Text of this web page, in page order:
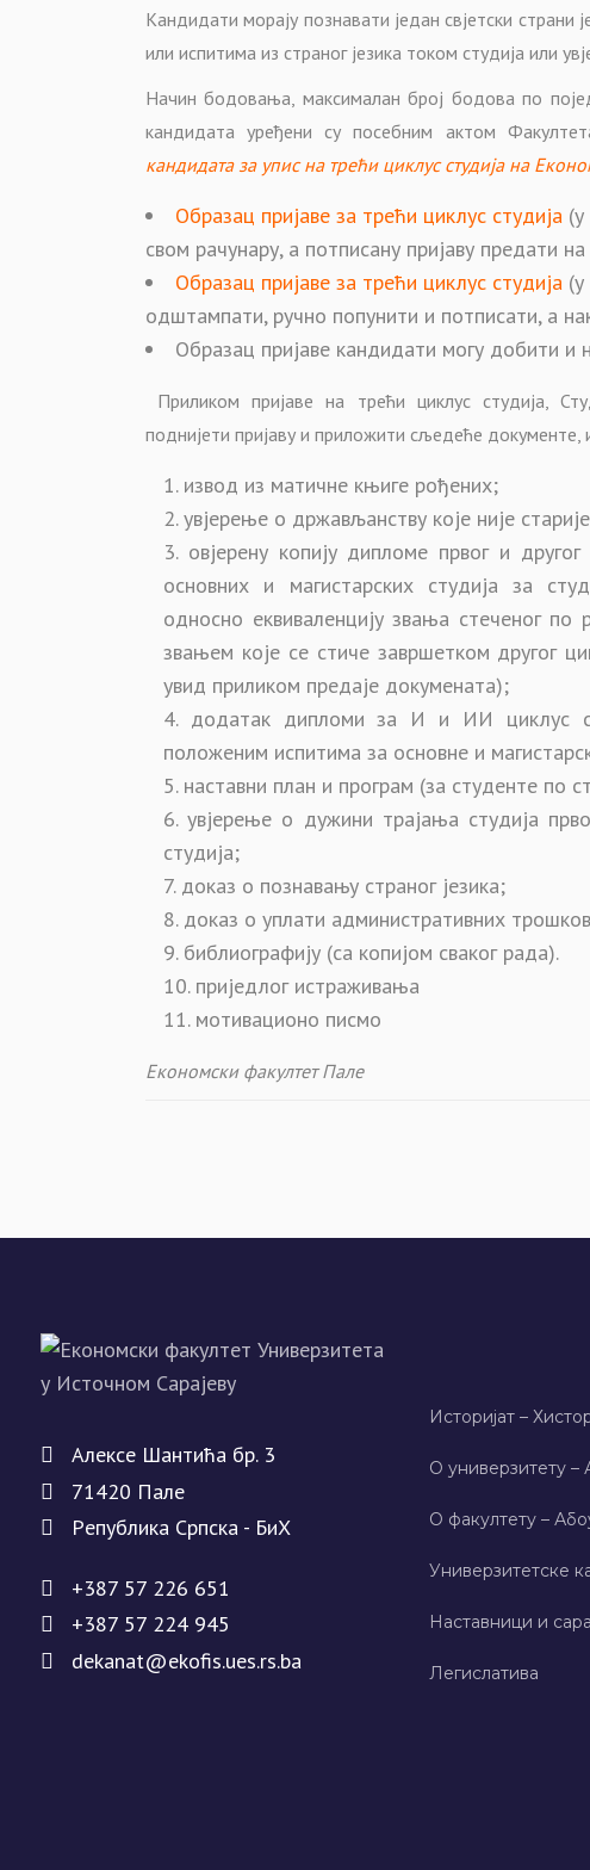
Кандидати морају познавати један свјетски
или испитима из страног језика током студија или
Начин бодовања, максималан број бодова по
кандидата уређени су посебним актом
кандидата за упис на трећи циклус студија на
Образац пријаве за трећи циклус студија
свом рачунару, а потписану пријаву предати
Образац пријаве за трећи циклус студија
одштампати, ручно попунити и потписати, а
Образац пријаве кандидати могу добити и
Приликом пријаве на трећи циклус студија,
поднијети пријаву и приложити сљедеће документе,
извод из матичне књиге рођених;
увјерење о држављанству које није
овјерену копију дипломе првог и
основних и магистарских студија за
односно еквиваленцију звања стеченог по
звањем које се стиче завршетком другог
увид приликом предаје докумената);
додатак дипломи за И и ИИ циклус
положеним испитима за основне и
наставни план и програм (за студенте по
увјерење о дужини трајања студија
студија;
доказ о познавању страног језика;
доказ о уплати административних
библиографију (са копијом сваког рада).
приједлог истраживања
мотивационо писмо
Економски факултет Пале
Алeксe Шантића бр. 3
71420 Палe
Рeпублика Српска - БиХ
+387 57 226 651
+387 57 224 945
dekanat@ekofis.ues.rs.ba
Историјат –
О универзитету –
О факултету –
Универзитетске
Наставници и
Легислатива